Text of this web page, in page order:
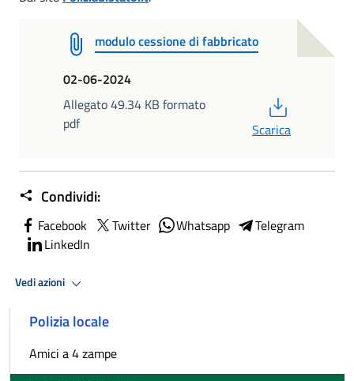
modulo cessione di fabbricato
02-06-2024
Allegato 49.34 KB formato
pdf
Scarica
Condividi:
Facebook Twitter Whatsapp
Telegram
LinkedIn
Vedi azioni
Polizia locale
Amici a 4 zampe